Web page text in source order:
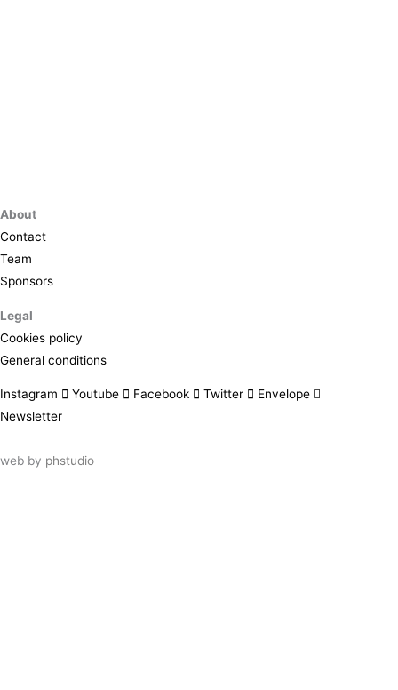
About
Contact
Team
Sponsors
Legal
Cookies policy
General conditions
Instagram Youtube Facebook Twitter
Envelope
Newsletter
web by phstudio